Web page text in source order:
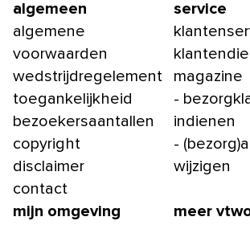
algemeen
algemene
voorwaarden
wedstrijdregelement
toegankelijkheid
bezoekersaantallen
copyright
disclaimer
contact
service
magazine
-
indienen
-
wijzigen
mijn omgeving
meer